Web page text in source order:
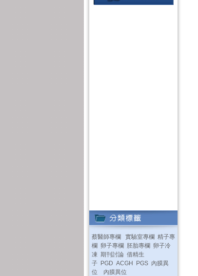
蔡醫師專欄 實驗室專欄 精子專
欄 卵子專欄 胚胎專欄 卵子冷
凍 期刊討論 借精生
子 PGD ACGH PGS 內膜異
位
內膜異位